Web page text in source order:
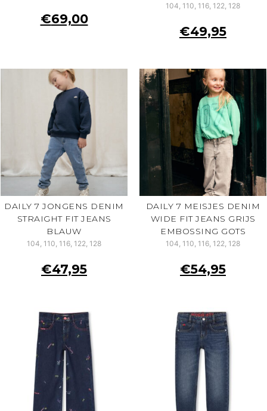
€69,00
104, 110, 116, 122, 128
€49,95
DAILY 7 JONGENS DENIM
STRAIGHT FIT JEANS
BLAUW
104, 110, 116, 122, 128
€47,95
DAILY 7 MEISJES DENIM
WIDE FIT JEANS GRIJS
EMBOSSING GOTS
104, 110, 116, 122, 128
€54,95